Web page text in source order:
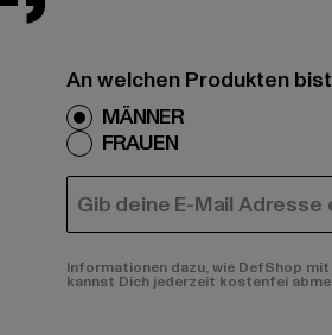
An welchen Produkten
MÄNNER
FRAUEN
E-MAIL
Informationen dazu, wie DefShop
kannst Dich jederzeit kostenfei